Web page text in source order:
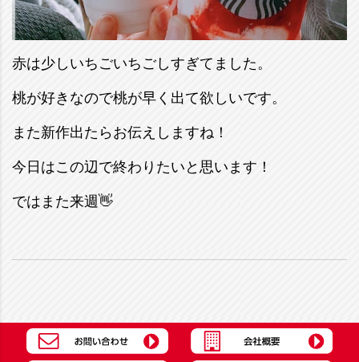
赤は少しいちごいちごしすぎてました。
桃が好きなので桃が早く出て欲しいです。
また新作出たらお伝えしますね！
今日はこの辺で終わりたいと思います！
ではまた来週👋